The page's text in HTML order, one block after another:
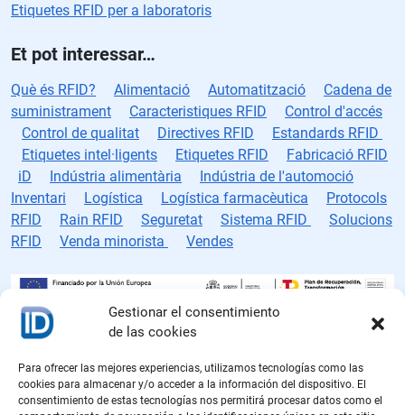
Gestionar el consentimiento
de las cookies
Para ofrecer las mejores experiencias, utilizamos tecnologías como las
cookies para almacenar y/o acceder a la información del dispositivo. El
consentimiento de estas tecnologías nos permitirá procesar datos como el
Etiquetes RFID per a laboratoris
Et pot interessar…
Què és RFID? Alimentació Automatització
Cadena de
suministrament
Caracteristiques RFID
Control d'accés
Control de qualitat
Directives RFID
Estandards RFID
Etiquetes intel·ligents
Etiquetes RFID
Fabricació RFID
iD
Indústria alimentària
Indústria de l'automoció
Inventari
Logística Logística farmacèutica
Protocols
RFID
Rain RFID Seguretat Sistema RFID
Solucions
RFID
Venda minorista Vendes
Polítiques de cookies